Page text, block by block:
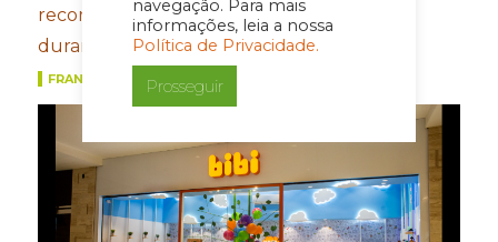
navegação. Para mais
informações, leia a nossa
Política de Privacidade.
Prosseguir
recordes de expansão, franquias e vendas
durante a Copa do Mundo
FRANQUIAS